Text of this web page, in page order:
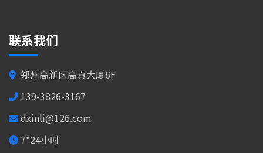
联系我们
郑州高新区高真大厦6F
139-3826-3167
dxinli@126.com
7*24小时